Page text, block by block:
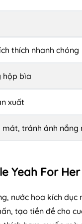
thích nhanh chóng
hộp bìa
xuất
tránh ánh nắng
Yeah For Her
nước hoa kích
tạo tiền đề cho